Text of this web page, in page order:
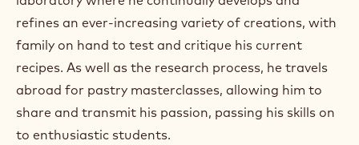
refines an ever-increasing variety of creations, with
family on hand to test and critique his current
recipes. As well as the research process, he travels
abroad for pastry masterclasses, allowing him to
share and transmit his passion, passing his skills on
to enthusiastic students.